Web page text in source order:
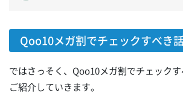
Qoo10メガ割でチェックすべき
ではさっそく、Qoo10メガ割でチェック
ご紹介していきます。